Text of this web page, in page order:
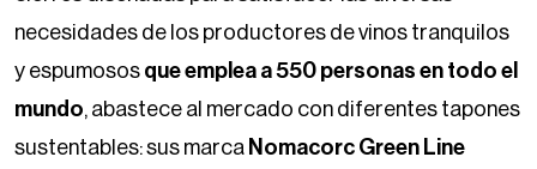
necesidades de los productores de vinos tranquilos
y espumosos que emplea a 550 personas en todo el
mundo, abastece al mercado con diferentes tapones
sustentables: sus marca Nomacorc Green Line